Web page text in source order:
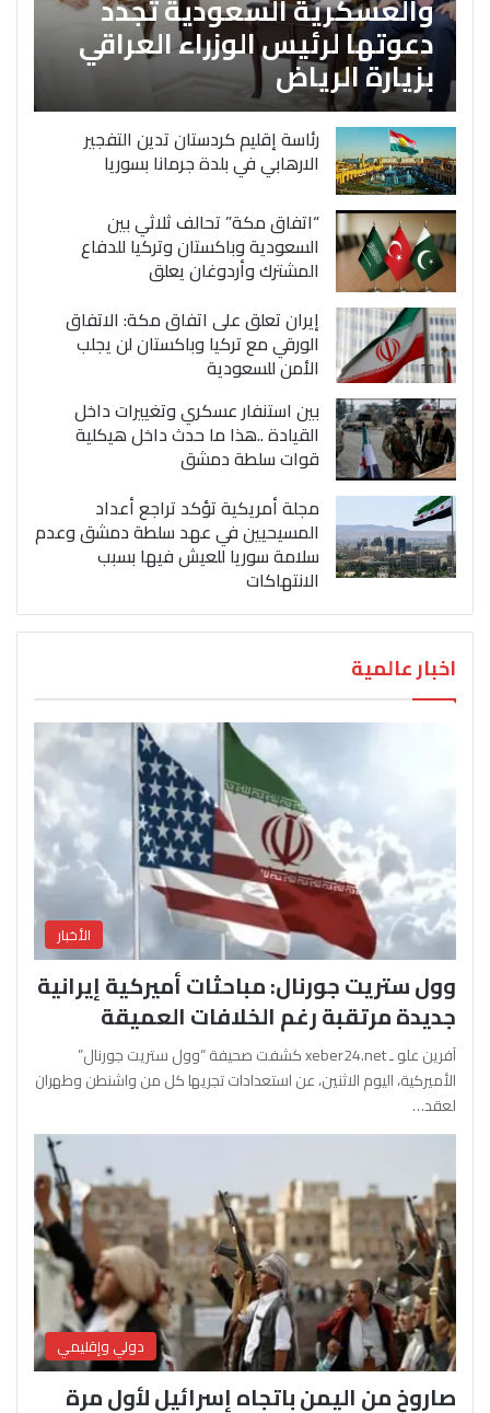
دعوتها لرئيس الوزراء العراقي
بزيارة الرياض
رئاسة إقليم كردستان تدين التفجير
الارهابي في بلدة جرمانا بسوريا
“اتفاق مكة” تحالف ثلاثي بين
السعودية وباكستان وتركيا للدفاع
المشترك وأردوغان يعلق
إيران تعلق على اتفاق مكة: الاتفاق
الورقي مع تركيا وباكستان لن يجلب
الأمن للسعودية
بين استنفار عسكري وتغييرات داخل
القيادة ..هذا ما حدث داخل هيكلية
قوات سلطة دمشق
مجلة أمريكية تؤكد تراجع أعداد
المسيحيين في عهد سلطة دمشق وعدم
سلامة سوريا للعيش فيها بسبب
الانتهاكات
اخبار عالمية
الأخبار
وول ستريت جورنال: مباحثات أميركية إيرانية
جديدة مرتقبة رغم الخلافات العميقة
آفرين علو ـ xeber24.net كشفت صحيفة “وول ستريت جورنال”
الأميركية، اليوم الاثنين، عن استعدادات تجريها كل من واشنطن وطهران
لعقد…
دولي وإقليمي
صاروخ من اليمن باتجاه إسرائيل لأول مرة